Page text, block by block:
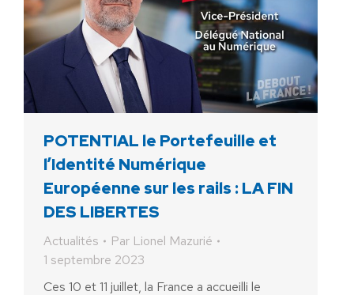
POTENTIAL le Portefeuille et
l’Identité Numérique
Européenne sur les rails : LA FIN
DES LIBERTES
Actualités Par Lionel Mazurié
1 septembre 2023
Ces 10 et 11 juillet, la France a accueilli le